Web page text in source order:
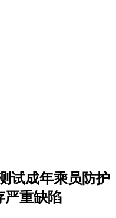
试成年乘员防护
严重缺陷